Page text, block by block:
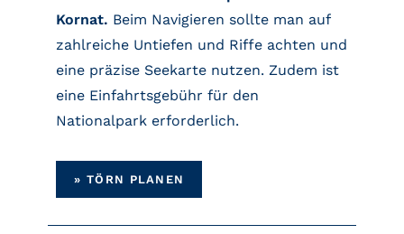
Kornat. Beim Navigieren sollte man auf
zahlreiche Untiefen und Riffe achten und
eine präzise Seekarte nutzen. Zudem ist
eine Einfahrtsgebühr für den
Nationalpark erforderlich.
»TÖRN PLANEN